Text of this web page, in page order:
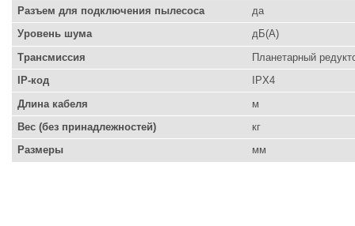
Разъем для подключения пылесоса
да
Уровень шума
дБ(А)
Трансмиссия
Планетарный
IP-код
IPX4
Длина кабеля
м
Вес (без принадлежностей)
кг
Размеры
мм